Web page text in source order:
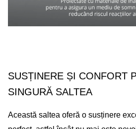
SUSȚINERE ȘI CONFORT
SINGURĂ SALTEA
Această saltea oferă o susținere